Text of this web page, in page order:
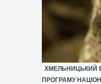
ХМЕЛЬНИЦЬКИЙ
ПРОГРАМУ